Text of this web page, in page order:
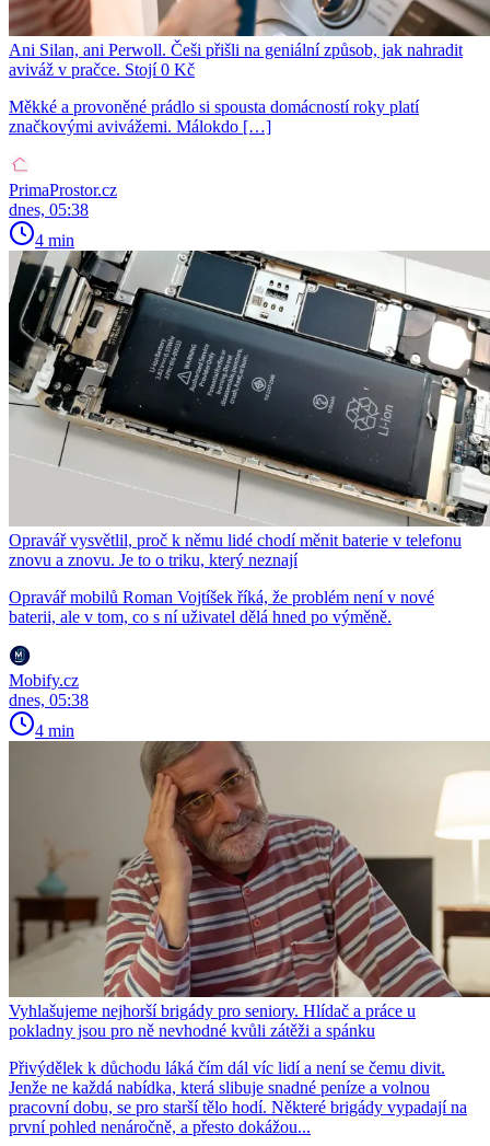
Ani Silan, ani Perwoll. Češi přišli na geniální způsob, jak nahradit
aviváž v pračce. Stojí 0 Kč
Měkké a provoněné prádlo si spousta domácností roky platí
značkovými avivážemi. Málokdo […]
PrimaProstor.cz
dnes, 05:38
4 min
Opravář vysvětlil, proč k němu lidé chodí měnit baterie v telefonu
znovu a znovu. Je to o triku, který neznají
Opravář mobilů Roman Vojtíšek říká, že problém není v nové
baterii, ale v tom, co s ní uživatel dělá hned po výměně.
Mobify.cz
dnes, 05:38
4 min
Vyhlašujeme nejhorší brigády pro seniory. Hlídač a práce u
pokladny jsou pro ně nevhodné kvůli zátěži a spánku
Přivýdělek k důchodu láká čím dál víc lidí a není se čemu divit.
Jenže ne každá nabídka, která slibuje snadné peníze a volnou
pracovní dobu, se pro starší tělo hodí. Některé brigády vypadají na
první pohled nenáročně, a přesto dokážou...